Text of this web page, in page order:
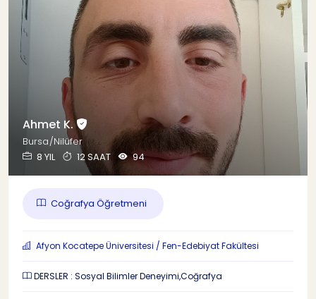
Ahmet K.
Bursa/Nilüfer
8 YIL
12 SAAT 94
Coğrafya Öğretmeni
Afyon Kocatepe Üniversitesi / Fen-Edebiyat Fakültesi
DERSLER : Sosyal Bilimler Deneyimi,Coğrafya